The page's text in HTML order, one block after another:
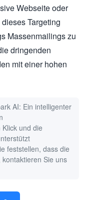
Webseite oder
Targeting
Massenmailings zu
dringenden
mit einer hohen
AI: Ein intelligenter
und die
feststellen, dass die
Sie uns